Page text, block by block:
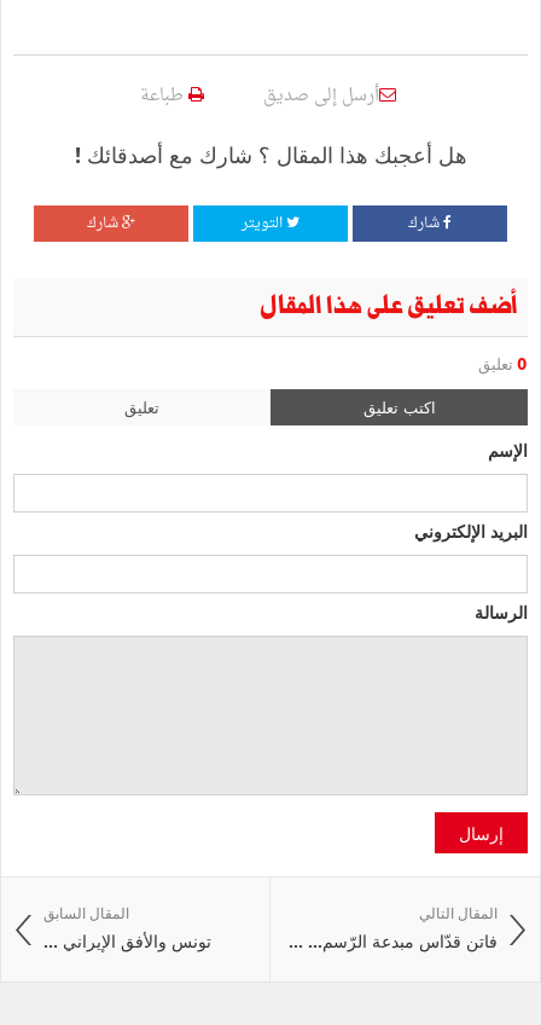
أرسل إلى صديق طباعة
هل أعجبك هذا المقال ؟ شارك مع أصدقائك !
شارك التويتر شارك
أضف تعليق على هذا المقال
0 تعليق
اكتب تعليق تعليق
الإسم
البريد الإلكتروني
الرسالة
إرسال
المقال السابق
تونس والأفق الإيراني ...
المقال التالي
فاتن قدّاس مبدعة الرّسم… ...